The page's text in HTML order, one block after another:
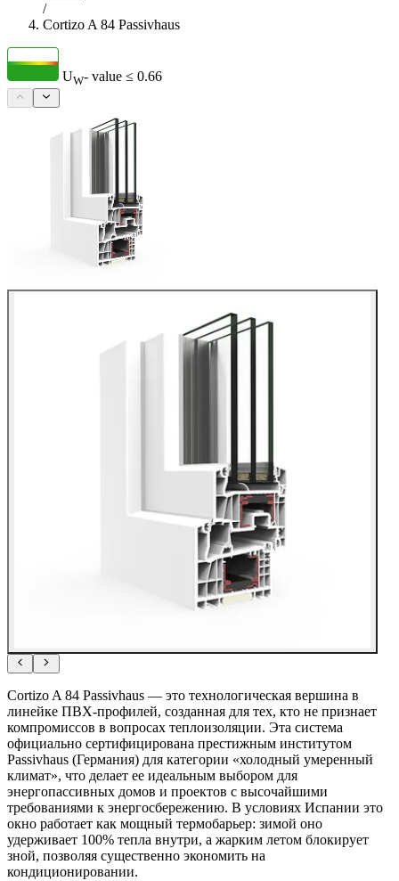
/
Cortizo A 84 Passivhaus
UW- value ≤ 0.66
Cortizo A 84 Passivhaus — это технологическая вершина в
линейке ПВХ-профилей, созданная для тех, кто не признает
компромиссов в вопросах теплоизоляции. Эта система
официально сертифицирована престижным институтом
Passivhaus (Германия) для категории «холодный умеренный
климат», что делает ее идеальным выбором для
энергопассивных домов и проектов с высочайшими
требованиями к энергосбережению. В условиях Испании это
окно работает как мощный термобарьер: зимой оно
удерживает 100% тепла внутри, а жарким летом блокирует
зной, позволяя существенно экономить на
кондиционировании.